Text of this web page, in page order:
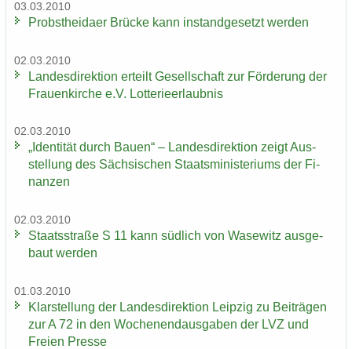
03.03.2010
Probst­hei­da­er Brü­cke kann in­stand­ge­setzt wer­den
02.03.2010
Lan­des­di­rek­ti­on er­teilt Ge­sell­schaft zur För­de­rung der
Frau­en­kir­che e.V. Lot­te­rie­er­laub­nis
02.03.2010
„Iden­ti­tät durch Bauen“ – Lan­des­di­rek­ti­on zeigt Aus­
stel­lung des Säch­si­schen Staats­mi­nis­te­ri­ums der Fi­
nan­zen
02.03.2010
Staats­stra­ße S 11 kann süd­lich von Wase­witz aus­ge­
baut wer­den
01.03.2010
Klar­stel­lung der Lan­des­di­rek­ti­on Leip­zig zu Bei­trä­gen
zur A 72 in den Wo­chen­end­aus­ga­ben der LVZ und
Frei­en Pres­se